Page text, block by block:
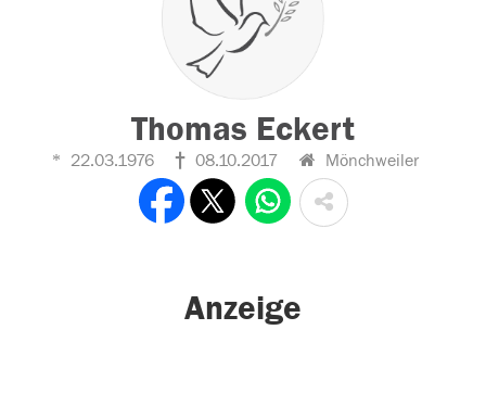
Thomas Eckert
22.03.1976 08.10.2017 Mönchweiler
Anzeige